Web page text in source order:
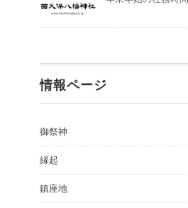
情報ページ
御祭神
縁起
鎮座地